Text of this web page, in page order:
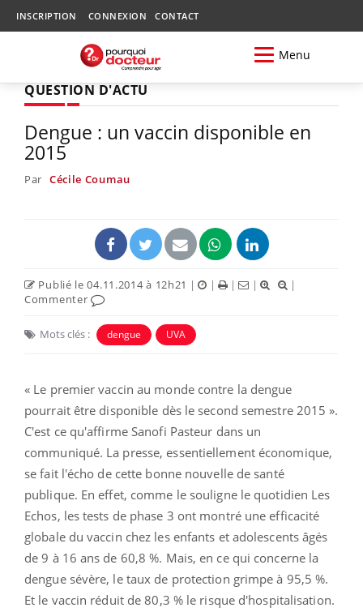
INSCRIPTION CONNEXION CONTACT
Menu
QUESTION D'ACTU
Dengue : un vaccin disponible en
2015
Par Cécile Coumau
Publié le 04.11.2014 à 12h21 | | | |
|
Commenter
Mots clés : dengue UVA
« Le premier vaccin au monde contre la dengue
pourrait être disponible dès le second semestre 2015 ».
C'est ce qu'affirme Sanofi Pasteur dans un
communiqué. La presse, essentiellement économique,
se fait l'écho de cette bonne nouvelle de santé
publique. En effet, comme le souligne le quotidien Les
Echos, les tests de phase 3 ont montré une efficacité
globale du vaccin chez les enfants et adolescents âgés
de 9 à 16 ans de 60,8 %. Mais, en ce qui concerne la
dengue sévère, le taux de protection grimpe à 95,5 %.
Et le vaccin réduit de 80,3 % le risque d'hospitalisation.